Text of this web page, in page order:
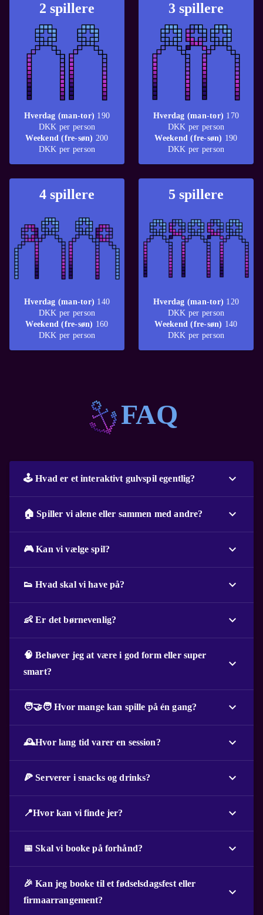
2 spillere
Hverdag (man-tor) 190
DKK per person
Weekend (fre-søn) 200
DKK per person
3 spillere
Hverdag (man-tor) 170
DKK per person
Weekend (fre-søn) 190
DKK per person
4 spillere
Hverdag (man-tor) 140
DKK per person
Weekend (fre-søn) 160
DKK per person
5 spillere
Hverdag (man-tor) 120
DKK per person
Weekend (fre-søn) 140
DKK per person
FAQ
🕹️ Hvad er et interaktivt gulvspil egentlig?
🏠 Spiller vi alene eller sammen med andre?
🎮 Kan vi vælge spil?
👟 Hvad skal vi have på?
👶 Er det børnevenlig?
🧠 Behøver jeg at være i god form eller super
smart?
🧑‍🤝‍🧑 Hvor mange kan spille på én gang?
🕰️Hvor lang tid varer en session?
🍕 Serverer i snacks og drinks?
📍Hvor kan vi finde jer?
📅 Skal vi booke på forhånd?
🎉 Kan jeg booke til et fødselsdagsfest eller
firmaarrangement?